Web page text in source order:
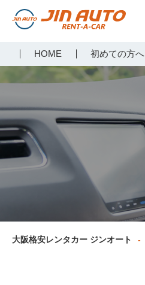
らジンオートレンタカー
HOME 初めての方へ
大阪格安レンタカー ジンオート